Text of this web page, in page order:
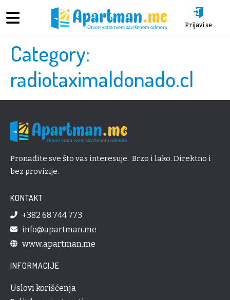
Prijavi se
Category:
radiotaximaldonado.cl
Pronađite sve što vas interesuje. Brzo i lako. Direktno i
bez provizije.
KONTAKT
+382 68 744 773
info@apartman.me
www.apartman.me
INFORMACIJE
Uslovi korišćenja